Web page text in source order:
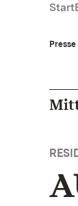
Start
Presse